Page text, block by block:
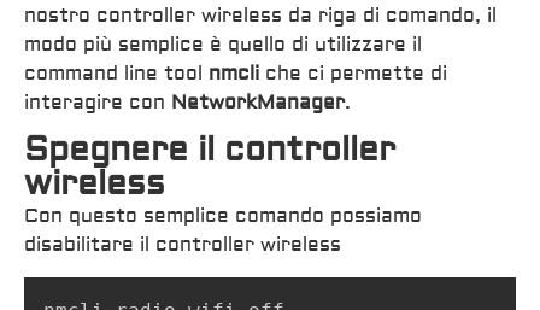
nostro controller wireless da riga di comando, il
modo più semplice è quello di utilizzare il
command line tool nmcli che ci permette di
interagire con NetworkManager.
Spegnere il controller
wireless
Con questo semplice comando possiamo
disabilitare il controller wireless